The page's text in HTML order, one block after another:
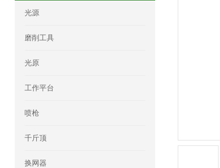
OEMER电机QLS 180M环保农业领域
光源
磨削工具
光原
工作平台
喷枪
千斤顶
换网器